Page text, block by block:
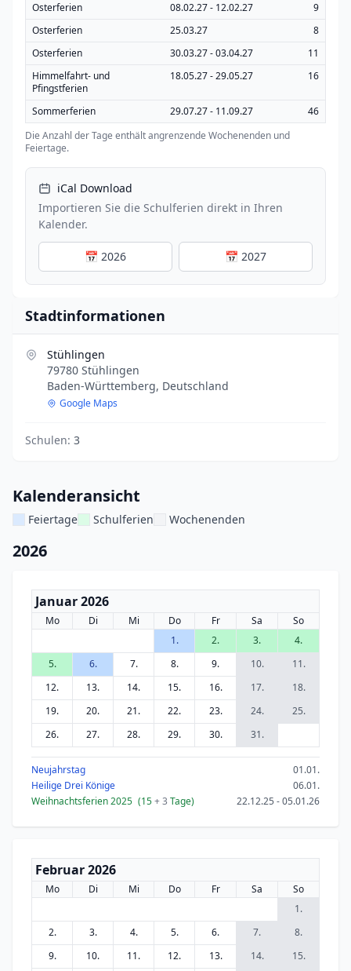
Osterferien
08.02.27 - 12.02.27
9
Osterferien
25.03.27
8
Osterferien
30.03.27 - 03.04.27
11
Himmelfahrt- und
Pfingstferien
18.05.27 - 29.05.27 16
Sommerferien 29.07.27 - 11.09.27
46
Die Anzahl der Tage enthält angrenzende Wochenenden und
Feiertage.
iCal Download
Importieren Sie die Schulferien direkt in Ihren
Kalender.
📅 2026 📅 2027
Stadtinformationen
Stühlingen
79780 Stühlingen
Baden-Württemberg, Deutschland
Google Maps
Schulen: 3
Kalenderansicht
Feiertage Schulferien Wochenenden
2026
Januar 2026
Mo Di Mi Do Fr Sa
So
1.
2. 3.
4.
5.
6. 7. 8. 9. 10.
11.
12.
13. 14. 15. 16. 17.
18.
19.
20. 21. 22. 23. 24.
25.
26.
27. 28. 29. 30. 31.
Neujahrstag
01.01.
Heilige Drei Könige
06.01.
Weihnachtsferien 2025 (15+ 3 Tage) 22.12.25 - 05.01.26
Februar 2026
Mo Di Mi Do Fr Sa
So
1.
2.
3. 4. 5. 6. 7.
8.
9.
10. 11. 12. 13. 14.
15.